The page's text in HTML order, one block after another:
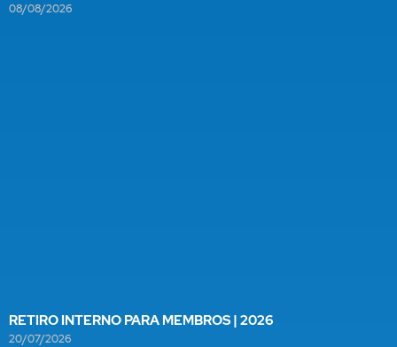
08/08/2026
RETIRO INTERNO PARA MEMBROS | 2026
20/07/2026